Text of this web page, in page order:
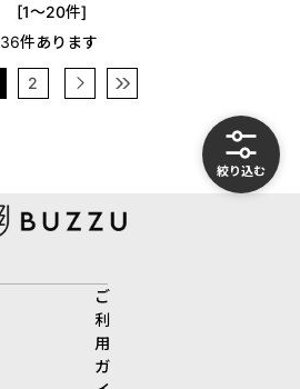
[1～20件]
36件あります
2
絞り込む
ご
利
用
ガ